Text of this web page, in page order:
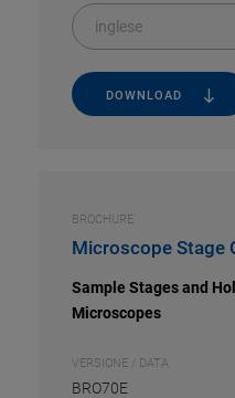
inglese
DOWNLOAD
BROCHURE
Microscope Stage
Sample Stages and
Microscopes
VERSIONE / DATA
BRO70E